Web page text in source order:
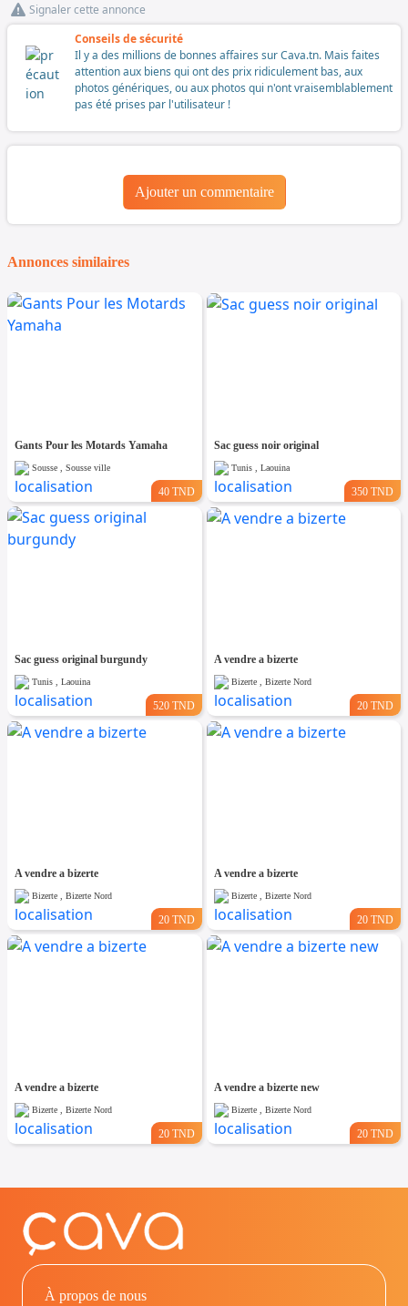
Signaler cette annonce
Conseils de sécurité
Il y a des millions de bonnes affaires sur Cava.tn. Mais faites
attention aux biens qui ont des prix ridiculement bas, aux
photos génériques, ou aux photos qui n'ont vraisemblablement
pas été prises par l'utilisateur !
Ajouter un commentaire
Annonces similaires
Gants Pour les Motards Yamaha
Sousse , Sousse ville
40 TND
Sac guess noir original
Tunis , Laouina
350 TND
Sac guess original burgundy
Tunis , Laouina
520 TND
A vendre a bizerte
Bizerte , Bizerte Nord
20 TND
A vendre a bizerte
Bizerte , Bizerte Nord
20 TND
A vendre a bizerte
Bizerte , Bizerte Nord
20 TND
A vendre a bizerte
Bizerte , Bizerte Nord
20 TND
A vendre a bizerte new
Bizerte , Bizerte Nord
20 TND
À propos de nous